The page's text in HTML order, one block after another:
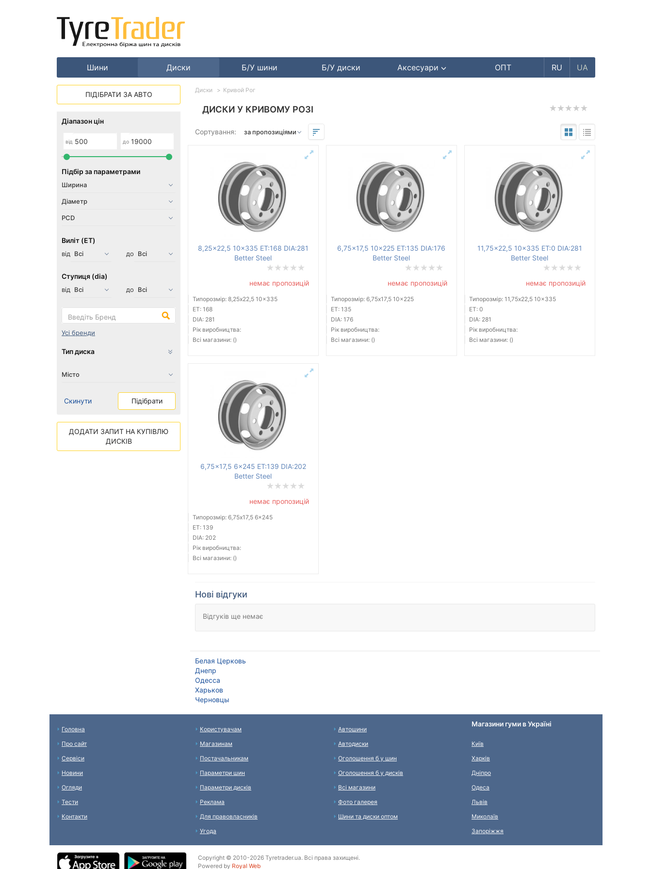
Шини Диски Б/У шини Б/У диски Аксесуари ОПТ RU UA
ДИСКИ У КРИВОМУ РОЗІ
Сортування:
8,25x22,5 10x335 ET:168 DIA:281
Better Steel
немає пропозицій
Типорозмір: 8,25x22,5 10x335
ET: 168
DIA: 281
Рік виробництва:
Всі магазини: ()
6,75x17,5 10x225 ET:135 DIA:176
Better Steel
немає пропозицій
Типорозмір: 6,75x17,5 10x225
ET: 135
DIA: 176
Рік виробництва:
Всі магазини: ()
11,75x22,5 10x335 ET:0 DIA:281
Better Steel
немає пропозицій
Типорозмір: 11,75x22,5 10x335
ET: 0
DIA: 281
Рік виробництва:
Всі магазини: ()
6,75x17,5 6x245 ET:139 DIA:202
Better Steel
немає пропозицій
Типорозмір: 6,75x17,5 6x245
ET: 139
DIA: 202
Рік виробництва:
Всі магазини: ()
Нові відгуки
Відгуків ще немає
Белая Церковь
Днепр
Одесса
Харьков
Черновцы
Диски Кривой Рог
ПІДІБРАТИ ЗА АВТО
Діапазон цін
від до
Підбір за параметрами
Виліт (ET)
від до
Ступиця (dia)
від до
Усі бренди
Тип диска
Скинути Підібрати
ДОДАТИ ЗАПИТ НА КУПІВЛЮ
ДИСКІВ
Головна
Про сайт
Сервіси
Новини
Огляди
Тести
Контакти
Користувачам
Магазинам
Постачальникам
Параметри шин
Параметри дисків
Реклама
Для правовласників
Угода
Автошини
Автодиски
Оголошення б у шин
Оголошення б у дисків
Всі магазини
Фото галерея
Шини та диски оптом
Магазини гуми в Україні
Київ
Харків
Дніпро
Одеса
Львів
Миколаїв
Запоріжжя
Copyright © 2010-2026 Tyretrader.ua. Всі права захищені.
Powered by Royal Web